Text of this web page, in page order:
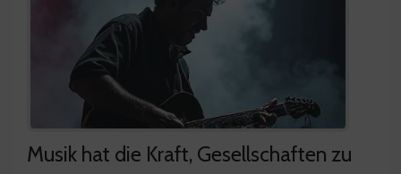
Musik hat die Kraft, Gesellschaften zu